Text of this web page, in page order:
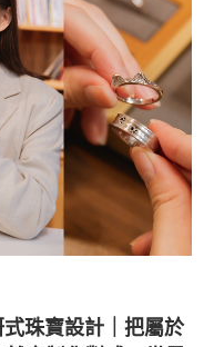
式珠寶設計｜把屬於